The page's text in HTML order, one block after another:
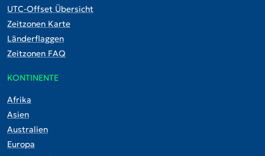
UTC-Offset Übersicht
Zeitzonen Karte
Länderflaggen
Zeitzonen FAQ
KONTINENTE
Afrika
Asien
Australien
Europa